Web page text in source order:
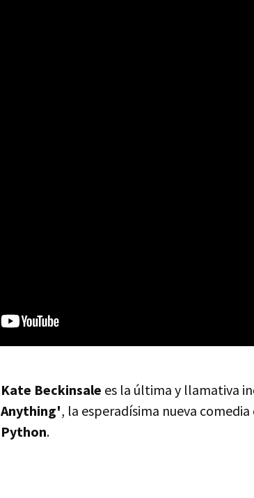
Kate Beckinsale es la última y llamativa
Anything', la esperadísima nueva
Python.